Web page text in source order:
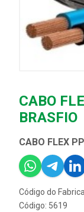
CABO
BRASFIO
CABO FLEX
Código do
Código: 5619